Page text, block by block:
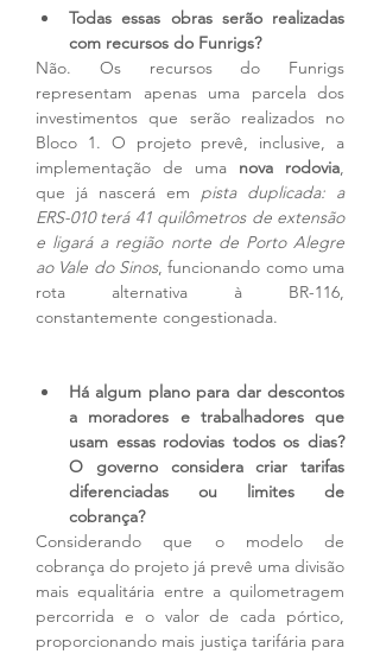
Todas essas obras serão realizadas
com recursos do Funrigs?
Não. Os recursos do Funrigs
representam apenas uma parcela dos
investimentos que serão realizados no
Bloco 1. O projeto prevê, inclusive, a
implementação de uma nova rodovia,
que já nascerá em pista duplicada: a
ERS-010 terá 41 quilômetros de extensão
e ligará a região norte de Porto Alegre
ao Vale do Sinos, funcionando como uma
rota alternativa à BR-116,
constantemente congestionada.
Há algum plano para dar descontos
a moradores e trabalhadores que
usam essas rodovias todos os dias?
O governo considera criar tarifas
diferenciadas ou limites de
cobrança?
Considerando que o modelo de
cobrança do projeto já prevê uma divisão
mais equalitária entre a quilometragem
percorrida e o valor de cada pórtico,
proporcionando mais justiça tarifária para